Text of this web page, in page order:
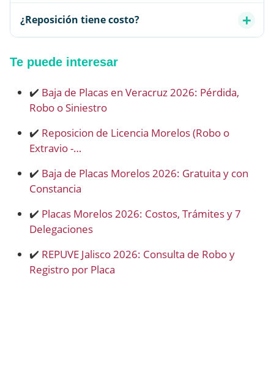
¿Reposición tiene costo?
Te puede interesar
✔️ Baja de Placas en Veracruz 2026: Pérdida,
Robo o Siniestro
✔️ Reposicion de Licencia Morelos (Robo o
Extravio -…
✔️ Baja de Placas Morelos 2026: Gratuita y con
Constancia
✔️ Placas Morelos 2026: Costos, Trámites y 7
Delegaciones
✔️ REPUVE Jalisco 2026: Consulta de Robo y
Registro por Placa